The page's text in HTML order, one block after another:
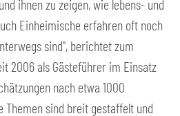
ihnen zu zeigen, wie lebens- und
Einheimische erfahren oft noch
sind", berichtet zum
2006 als Gästeführer im Einsatz
nach etwa 1000
Themen sind breit gestaffelt und